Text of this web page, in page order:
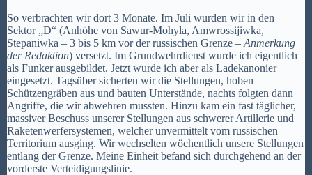
So verbrachten wir dort 3 Monate. Im Juli wurden wir in den
Sektor „D“ (Anhöhe von Sawur-Mohyla, Amwrossijiwka,
Stepaniwka – 3 bis 5 km vor der russischen Grenze – Anmerkung
der Redaktion) versetzt. Im Grundwehrdienst wurde ich eigentlich
als Funker ausgebildet. Jetzt wurde ich aber als Ladekanonier
eingesetzt. Tagsüber sicherten wir die Stellungen, hoben
Schützengräben aus und bauten Unterstände, nachts folgten dann
Angriffe, die wir abwehren mussten. Hinzu kam ein fast täglicher,
massiver Beschuss unserer Stellungen aus schwerer Artillerie und
Raketenwerfersystemen, welcher unvermittelt vom russischen
Territorium ausging. Wir wechselten wöchentlich unsere Stellungen
entlang der Grenze. Meine Einheit befand sich durchgehend an der
vorderste Verteidigungslinie.